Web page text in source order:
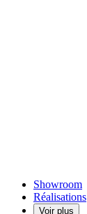
Showroom
Réalisations
Voir plus